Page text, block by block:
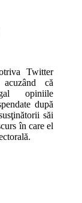
Twitter
că
opiniile
după
săi
în care el